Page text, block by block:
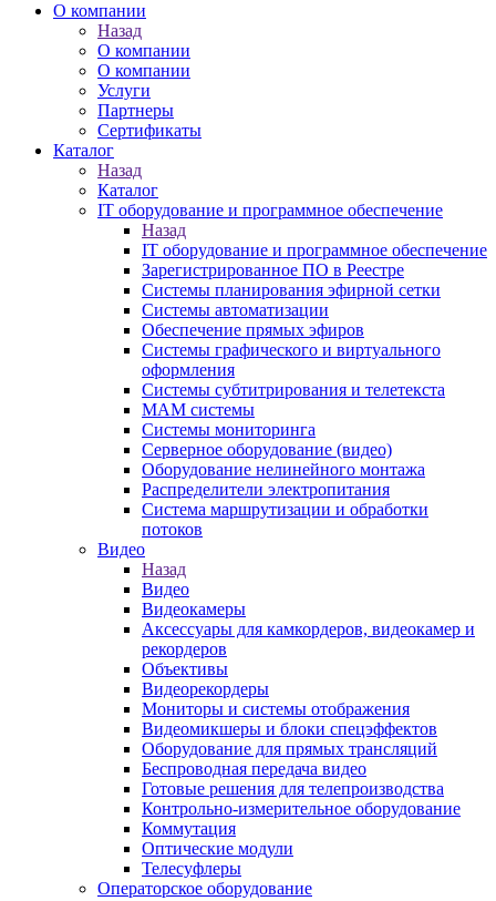
О компании
Назад
О компании
О компании
Услуги
Партнеры
Сертификаты
Каталог
Назад
Каталог
IT оборудование и программное обеспечение
Назад
IT оборудование и программное обеспечение
Зарегистрированное ПО в Реестре
Системы планирования эфирной сетки
Системы автоматизации
Обеспечение прямых эфиров
Системы графического и виртуального
оформления
Системы субтитрирования и телетекста
MAM системы
Системы мониторинга
Серверное оборудование (видео)
Оборудование нелинейного монтажа
Распределители электропитания
Система маршрутизации и обработки
потоков
Видео
Назад
Видео
Видеокамеры
Аксессуары для камкордеров, видеокамер и
рекордеров
Объективы
Видеорекордеры
Мониторы и системы отображения
Видеомикшеры и блоки спецэффектов
Оборудование для прямых трансляций
Беспроводная передача видео
Готовые решения для телепроизводства
Контрольно-измерительное оборудование
Коммутация
Оптические модули
Телесуфлеры
Операторское оборудование